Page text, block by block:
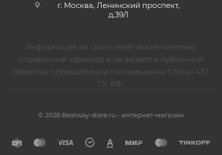
г. Москва, Ленинский проспект,
д.39/1
Информация на сайте несёт исключительно
справочный характер и не является публичной
офертой, определяемой положениями Статьи 437
ГК РФ.
© 2026 Bestway-store.ru - интернет-магазин